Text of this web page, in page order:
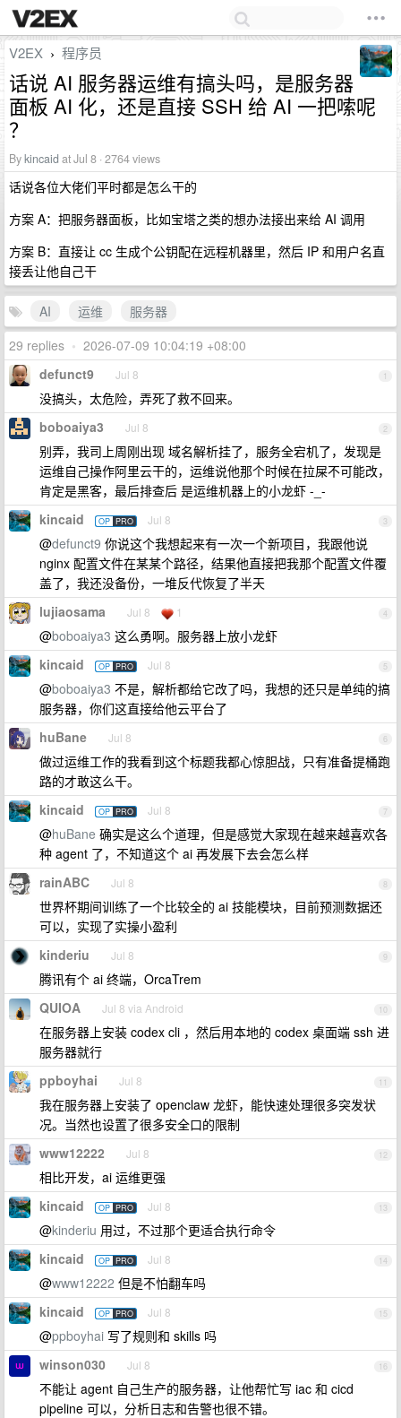
V2EX › 程序员
话说 AI 服务器运维有搞头吗，是服务器
面板 AI 化，还是直接 SSH 给 AI 一把嗦呢
？
Bykincaid at Jul 8 · 2764 views
话说各位大佬们平时都是怎么干的
方案 A：把服务器面板，比如宝塔之类的想办法接出来给 AI 调用
方案 B：直接让 cc 生成个公钥配在远程机器里，然后 IP 和用户名直
接丢让他自己干
AI 运维
服务器
29 replies • 2026-07-09 10:04:19 +08:00
1
defunct9 Jul 8
没搞头，太危险，弄死了救不回来。
2
boboaiya3 Jul 8
别弄，我司上周刚出现 域名解析挂了，服务全宕机了，发现是
运维自己操作阿里云干的，运维说他那个时候在拉屎不可能改，
肯定是黑客，最后排查后 是运维机器上的小龙虾 -_-
3
kincaid OP PRO Jul 8
@defunct9 你说这个我想起来有一次一个新项目，我跟他说
nginx 配置文件在某某个路径，结果他直接把我那个配置文件覆
盖了，我还没备份，一堆反代恢复了半天
4
lujiaosama Jul 8 1
@boboaiya3 这么勇啊。服务器上放小龙虾
5
kincaid OP PRO Jul 8
@boboaiya3 不是，解析都给它改了吗，我想的还只是单纯的搞
服务器，你们这直接给他云平台了
6
huBane Jul 8
做过运维工作的我看到这个标题我都心惊胆战，只有准备提桶跑
路的才敢这么干。
7
kincaid OP PRO Jul 8
@huBane 确实是这么个道理，但是感觉大家现在越来越喜欢各
种 agent 了，不知道这个 ai 再发展下去会怎么样
8
rainABC Jul 8
世界杯期间训练了一个比较全的 ai 技能模块，目前预测数据还
可以，实现了实操小盈利
9
kinderiu Jul 8
腾讯有个 ai 终端，OrcaTrem
10
QUIOA Jul 8 via Android
在服务器上安装 codex cli ，然后用本地的 codex 桌面端 ssh 进
服务器就行
11
ppboyhai Jul 8
我在服务器上安装了 openclaw 龙虾，能快速处理很多突发状
况。当然也设置了很多安全口的限制
12
www12222 Jul 8
相比开发，ai 运维更强
13
kincaid OP PRO Jul 8
@kinderiu 用过，不过那个更适合执行命令
14
kincaid OP PRO Jul 8
@www12222 但是不怕翻车吗
15
kincaid OP PRO Jul 8
@ppboyhai 写了规则和 skills 吗
16
winson030 Jul 8
不能让 agent 自己生产的服务器，让他帮忙写 iac 和 cicd
pipeline 可以，分析日志和告警也很不错。